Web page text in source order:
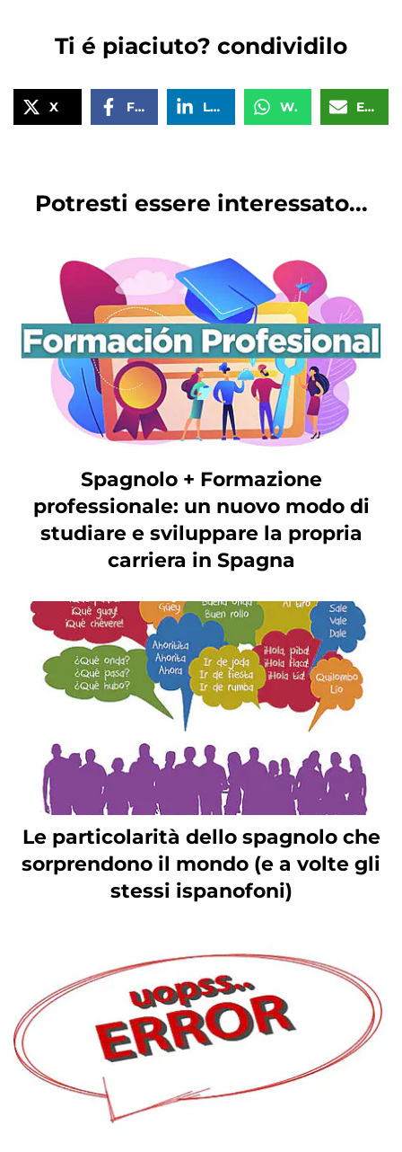
Ti é piaciuto? condividilo
X Facebook LinkedIn WhatsApp Email
Potresti essere interessato...
Spagnolo + Formazione
professionale: un nuovo modo di
studiare e sviluppare la propria
carriera in Spagna
Le particolarità dello spagnolo che
sorprendono il mondo (e a volte gli
stessi ispanofoni)